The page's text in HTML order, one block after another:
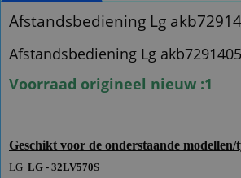
Afstandsbediening Lg
Afstandsbediening Lg
Voorraad origineel nieuw :1
Geschikt voor de onderstaande modellen/
LG LG - 32LV570S